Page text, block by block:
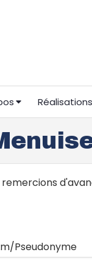
Réalisations
Pseudonyme